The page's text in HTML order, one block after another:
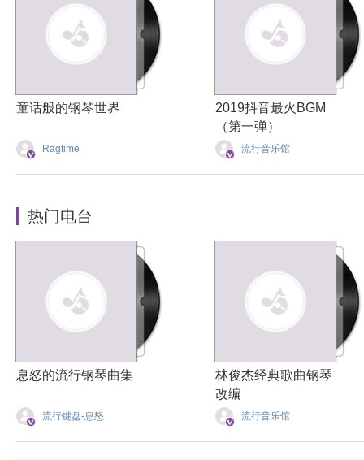
童话般的钢琴世界
Ragtime
2019抖音最火BGM
（第一弹）
流行音乐馆
热门电台
息怒的流行钢琴曲集
流行键盘-息怒
林俊杰经典歌曲钢琴
改编
流行音乐馆